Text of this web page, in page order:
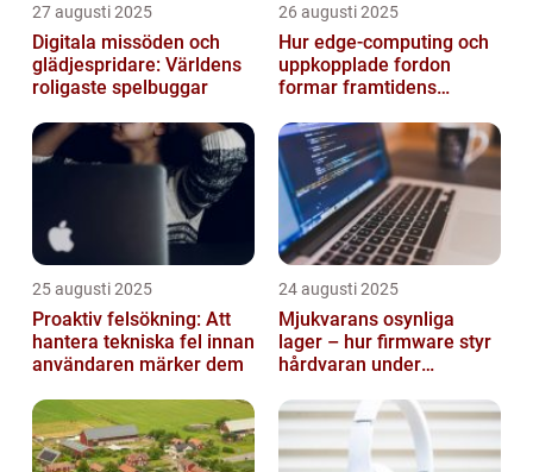
27 augusti 2025
Digitala missöden och
glädjespridare: Världens
roligaste spelbuggar
26 augusti 2025
Hur edge‑computing och
uppkopplade fordon
formar framtidens
25 augusti 2025
Proaktiv felsökning: Att
hantera tekniska fel innan
användaren märker dem
24 augusti 2025
Mjukvarans osynliga
lager – hur firmware styr
hårdvaran under